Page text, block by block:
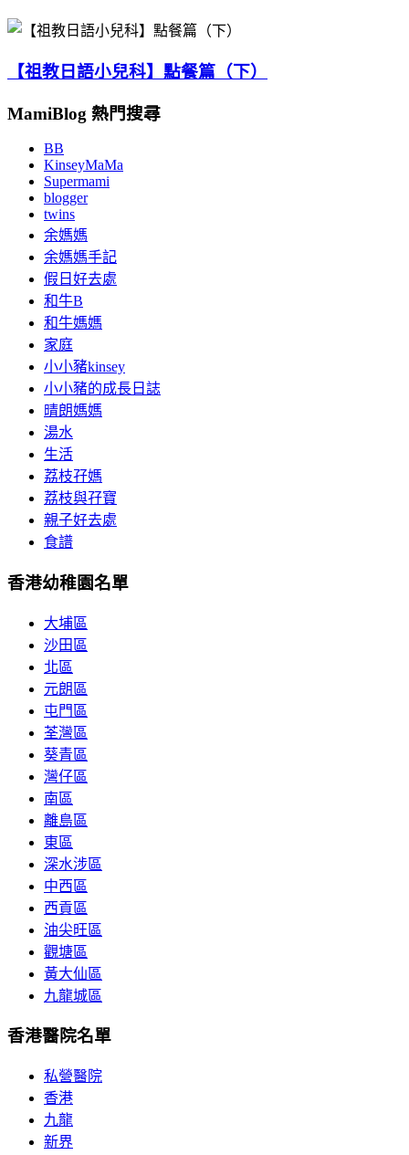
【祖教日語小兒科】點餐篇（下）
MamiBlog 熱門搜尋
BB
KinseyMaMa
Supermami
blogger
twins
余媽媽
余媽媽手記
假日好去處
和牛B
和牛媽媽
家庭
小小豬kinsey
小小豬的成長日誌
晴朗媽媽
湯水
生活
荔枝孖媽
荔枝與孖寶
親子好去處
食譜
香港幼稚園名單
大埔區
沙田區
北區
元朗區
屯門區
荃灣區
葵青區
灣仔區
南區
離島區
東區
深水涉區
中西區
西貢區
油尖旺區
觀塘區
黃大仙區
九龍城區
香港醫院名單
私營醫院
香港
九龍
新界